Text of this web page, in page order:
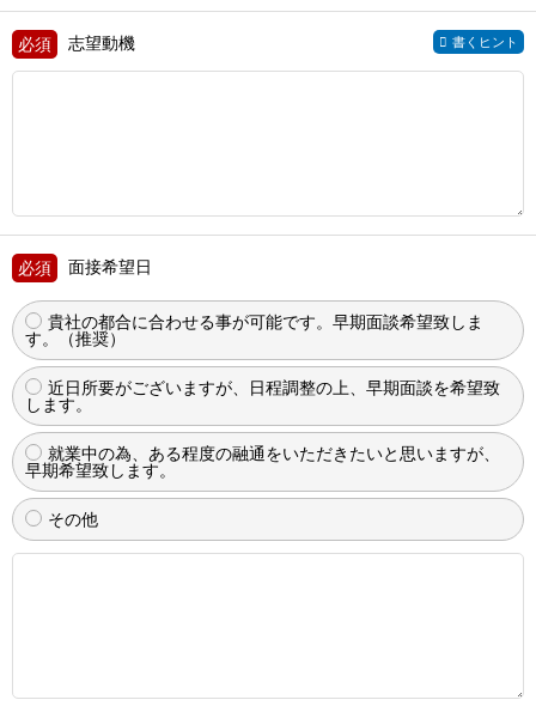
書くヒント
志望動機
面接希望日
貴社の都合に合わせる事が可能です。早期面談希望致しま
す。（推奨）
近日所要がございますが、日程調整の上、早期面談を希望致
します。
就業中の為、ある程度の融通をいただきたいと思いますが、
早期希望致します。
その他